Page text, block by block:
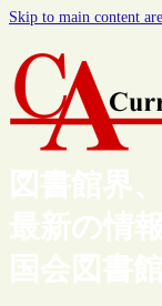
Skip to main content
図書館界
最新の情
国会図書